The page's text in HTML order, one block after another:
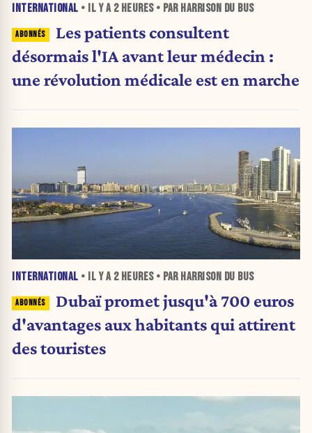
INTERNATIONAL • IL Y A 2 HEURES• PAR HARRISON DU BUS
Les patients consultent
désormais l'IA avant leur médecin :
une révolution médicale est en marche
INTERNATIONAL • IL Y A 2 HEURES• PAR HARRISON DU BUS
Dubaï promet jusqu'à 700 euros
d'avantages aux habitants qui attirent
des touristes